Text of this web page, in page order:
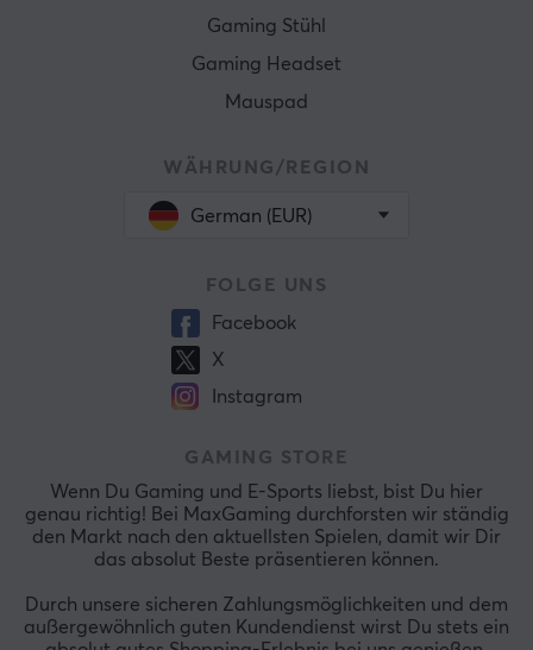
Gaming Stühl
Gaming Headset
Mauspad
WÄHRUNG/REGION
German (EUR)
FOLGE UNS
Facebook
X
Instagram
GAMING STORE
Wenn Du Gaming und E-Sports liebst, bist Du hier
genau richtig! Bei MaxGaming durchforsten wir ständig
den Markt nach den aktuellsten Spielen, damit wir Dir
das absolut Beste präsentieren können.
Durch unsere sicheren Zahlungsmöglichkeiten und dem
außergewöhnlich guten Kundendienst wirst Du stets ein